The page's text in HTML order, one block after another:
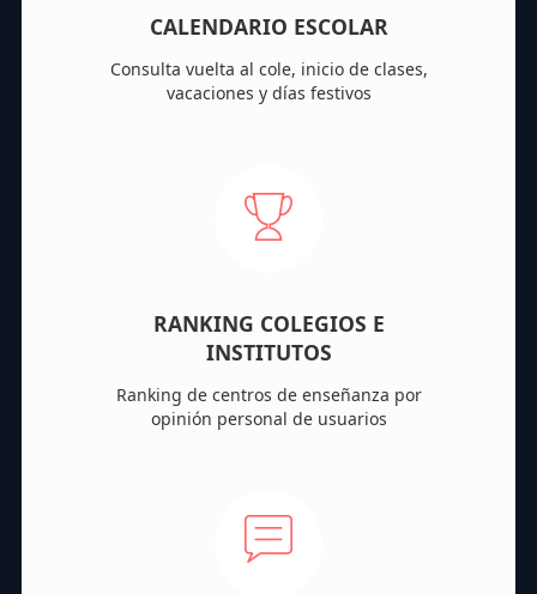
CALENDARIO ESCOLAR
Consulta vuelta al cole, inicio de clases,
vacaciones y días festivos
RANKING COLEGIOS E
INSTITUTOS
Ranking de centros de enseñanza por
opinión personal de usuarios